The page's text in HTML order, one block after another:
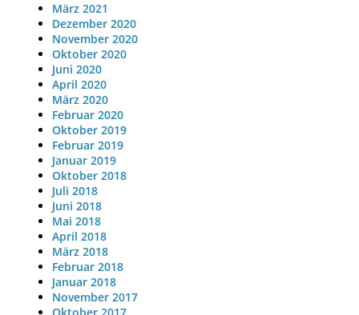
März 2021
Dezember 2020
November 2020
Oktober 2020
Juni 2020
April 2020
März 2020
Februar 2020
Oktober 2019
Februar 2019
Januar 2019
Oktober 2018
Juli 2018
Juni 2018
Mai 2018
April 2018
März 2018
Februar 2018
Januar 2018
November 2017